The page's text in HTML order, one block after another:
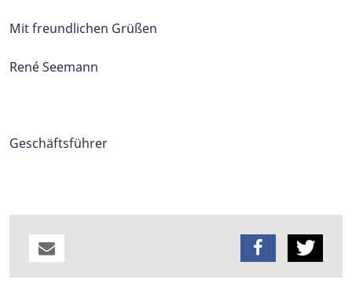
Mit freundlichen Grüßen
René Seemann
Geschäftsführer